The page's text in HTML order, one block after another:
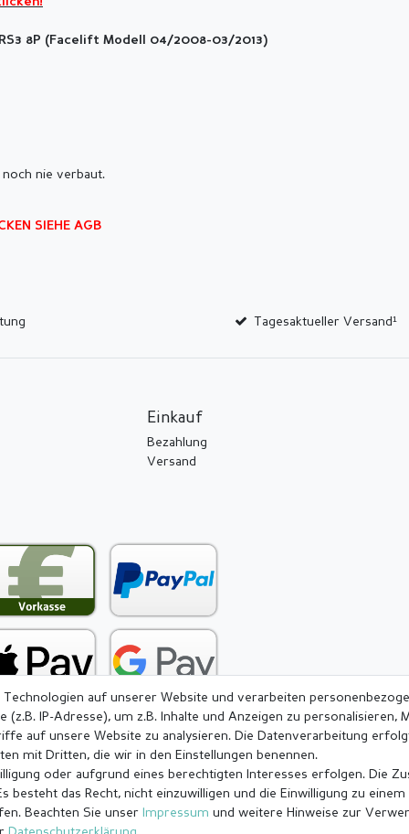
8P (Facelift Modell 04/2008-03/2013)
nie verbaut.
SIEHE AGB
Tagesaktueller Versand¹
Einkauf
Bezahlung
Versand
Daten­schutz­erklärung AGB Barrierefreiheitserklärung
auf unserer Website und verarbeiten
IP-Adresse), um z.B. Inhalte und Anzeigen zu personalisieren,
auf unsere Website zu analysieren. Die Datenverarbeitung
mit Dritten, die wir in den Einstellungen benennen.
oder aufgrund eines berechtigten Interesses erfolgen. Die
besteht das Recht, nicht einzuwilligen und die Einwilligung zu einem
Beachten Sie unser Impressum und weitere Hinweise zur